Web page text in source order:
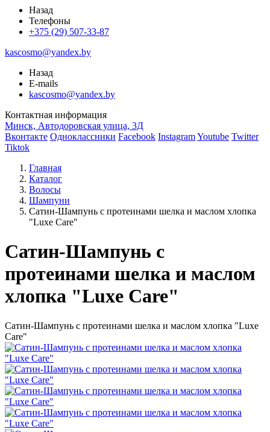
Назад
Телефоны
+375 (29) 507-33-87
kascosmo@yandex.by
Назад
E-mails
kascosmo@yandex.by
Контактная информация
Минск, Автодоровская улица, 3Д
Вконтакте Одноклассники Facebook InstagramYoutube Twitter
Tiktok
Главная
Каталог
Волосы
Шампуни
Сатин-Шампунь с протеинами шелка и маслом хлопка
"Luxe Care"
Сатин-Шампунь с
протеинами шелка и маслом
хлопка "Luxe Care"
Сатин-Шампунь с протеинами шелка и маслом хлопка "Luxe
Care"